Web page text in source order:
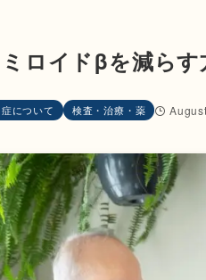
ロイドβを減らす
について 検査・治療・薬